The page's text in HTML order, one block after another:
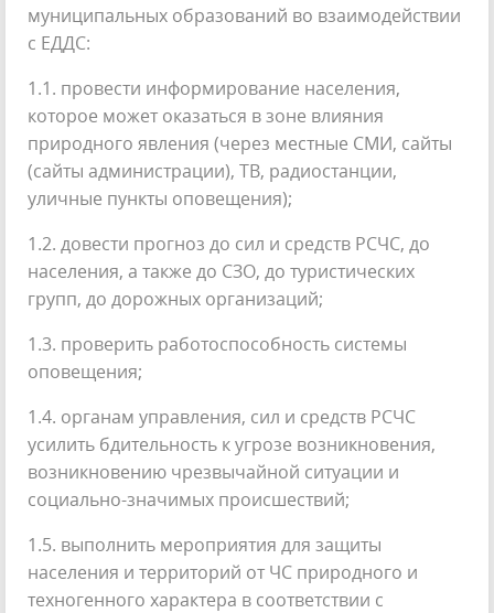
муниципальных образований во взаимодействии
с ЕДДС:
1.1. провести информирование населения,
которое может оказаться в зоне влияния
природного явления (через местные СМИ, сайты
(сайты администрации), ТВ, радиостанции,
уличные пункты оповещения);
1.2. довести прогноз до сил и средств РСЧС, до
населения, а также до СЗО, до туристических
групп, до дорожных организаций;
1.3. проверить работоспособность системы
оповещения;
1.4. органам управления, сил и средств РСЧС
усилить бдительность к угрозе возникновения,
возникновению чрезвычайной ситуации и
социально-значимых происшествий;
1.5. выполнить мероприятия для защиты
населения и территорий от ЧС природного и
техногенного характера в соответствии с